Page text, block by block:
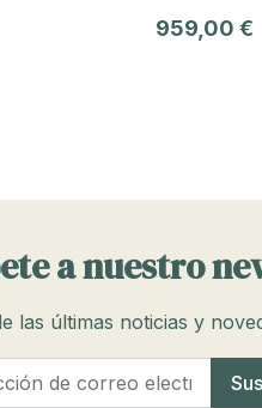
959,00 €
a nuestro
las últimas noticias y